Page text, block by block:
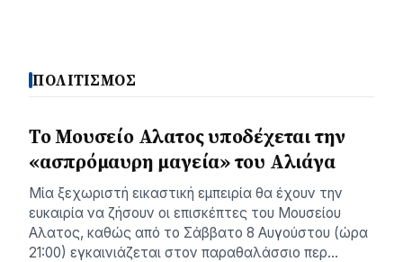
ΠΟΛΙΤΙΣΜΟΣ
Το Μουσείο Αλατος υποδέχεται την
«ασπρόμαυρη μαγεία» του Αλιάγα
Μία ξεχωριστή εικαστική εμπειρία θα έχουν την
ευκαιρία να ζήσουν οι επισκέπτες του Μουσείου
Αλατος, καθώς από το Σάββατο 8 Αυγούστου (ώρα
21:00) εγκαινιάζεται στον παραθαλάσσιο περ…